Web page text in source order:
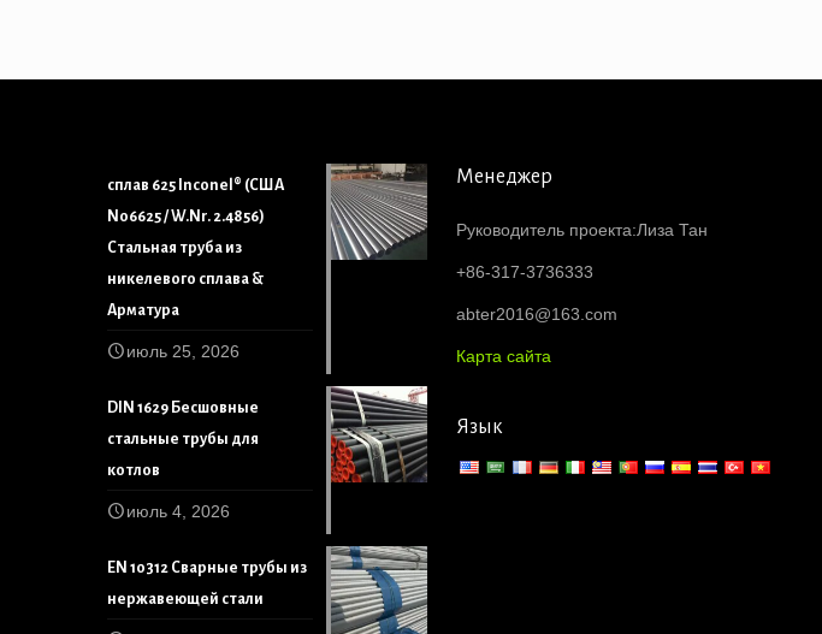
сплав 625 Inconel® (США
N06625 / W.Nr. 2.4856)
Стальная труба из
никелевого сплава &
Арматура
июль 25, 2026
DIN 1629 Бесшовные
стальные трубы для
котлов
июль 4, 2026
EN 10312 Сварные трубы из
нержавеющей стали
Менеджер
Руководитель проекта:Лиза Тан
+86-317-3736333
abter2016@163.com
Карта сайта
Язык